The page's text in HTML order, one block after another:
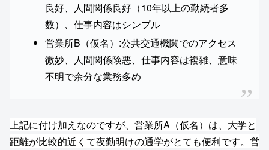
良好、人間関係良好（10年以上の勤続者多
数）、仕事内容はシンプル
営業所B（仮名）:公共交通機関でのアクセス
微妙、人間関係険悪、仕事内容は複雑、意味
不明で余分な業務多め
上記に付け加えなのですが、営業所A（仮名）は、大学と
距離が比較的近くて夜勤明けの通学がとても便利です。営